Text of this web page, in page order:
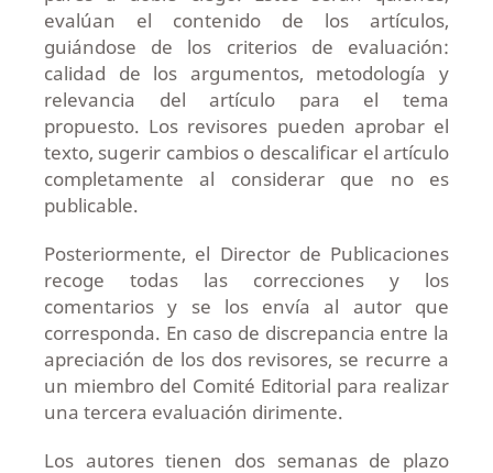
evalúan el contenido de los artículos,
guiándose de los criterios de evaluación:
calidad de los argumentos, metodología y
relevancia del artículo para el tema
propuesto. Los revisores pueden aprobar el
texto, sugerir cambios o descalificar el artículo
completamente al considerar que no es
publicable.
Posteriormente, el Director de Publicaciones
recoge todas las correcciones y los
comentarios y se los envía al autor que
corresponda. En caso de discrepancia entre la
apreciación de los dos revisores, se recurre a
un miembro del Comité Editorial para realizar
una tercera evaluación dirimente.
Los autores tienen dos semanas de plazo